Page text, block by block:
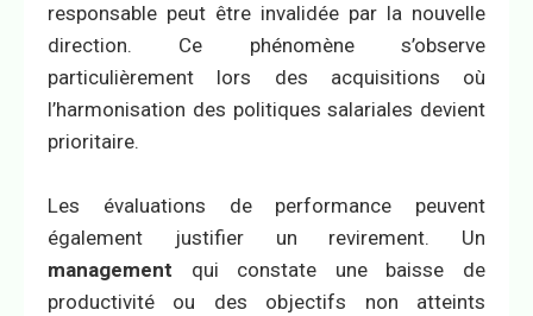
responsable peut être invalidée par la nouvelle
direction. Ce phénomène s’observe
particulièrement lors des acquisitions où
l’harmonisation des politiques salariales devient
prioritaire.
Les évaluations de performance peuvent
également justifier un revirement. Un
management qui constate une baisse de
productivité ou des objectifs non atteints